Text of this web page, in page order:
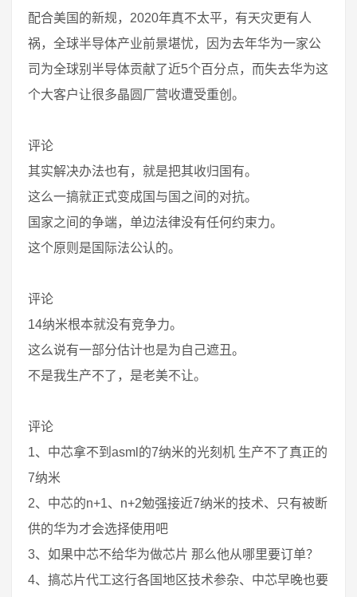
配合美国的新规，2020年真不太平，有天灾更有人
祸，全球半导体产业前景堪忧，因为去年华为一家公
司为全球别半导体贡献了近5个百分点，而失去华为这
个大客户让很多晶圆厂营收遭受重创。
评论
其实解决办法也有，就是把其收归国有。
这么一搞就正式变成国与国之间的对抗。
国家之间的争端，单边法律没有任何约束力。
这个原则是国际法公认的。
评论
14纳米根本就没有竞争力。
这么说有一部分估计也是为自己遮丑。
不是我生产不了，是老美不让。
评论
1、中芯拿不到asml的7纳米的光刻机 生产不了真正的
7纳米
2、中芯的n+1、n+2勉强接近7纳米的技术、只有被断
供的华为才会选择使用吧
3、如果中芯不给华为做芯片 那么他从哪里要订单？
4、搞芯片代工这行各国地区技术参杂、中芯早晚也要